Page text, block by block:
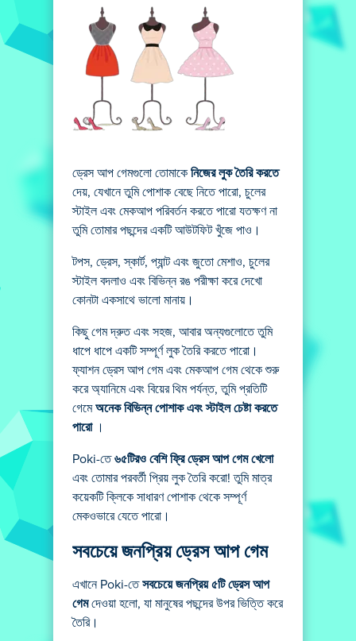
ড্রেস আপ গেমগুলো তোমাকে নিজের লুক তৈরি করতে
দেয়, যেখানে তুমি পোশাক বেছে নিতে পারো, চুলের
স্টাইল এবং মেকআপ পরিবর্তন করতে পারো যতক্ষণ না
তুমি তোমার পছন্দের একটি আউটফিট খুঁজে পাও।
টপস, ড্রেস, স্কার্ট, প্যান্ট এবং জুতো মেশাও, চুলের
স্টাইল বদলাও এবং বিভিন্ন রঙ পরীক্ষা করে দেখো
কোনটা একসাথে ভালো মানায়।
কিছু গেম দ্রুত এবং সহজ, আবার অন্যগুলোতে তুমি
ধাপে ধাপে একটি সম্পূর্ণ লুক তৈরি করতে পারো।
ফ্যাশন ড্রেস আপ গেম এবং মেকআপ গেম থেকে শুরু
করে অ্যানিমে এবং বিয়ের থিম পর্যন্ত, তুমি প্রতিটি
গেমেঅনেক বিভিন্ন পোশাক এবং স্টাইল চেষ্টা করতে
পারো।
Poki-তে৬৫টিরও বেশি ফ্রি ড্রেস আপ গেম খেলো
এবং তোমার পরবর্তী প্রিয় লুক তৈরি করো! তুমি মাত্র
কয়েকটি ক্লিকে সাধারণ পোশাক থেকে সম্পূর্ণ
মেকওভারে যেতে পারো।
সবচেয়ে জনপ্রিয় ড্রেস আপ গেম
এখানে Poki-তেসবচেয়ে জনপ্রিয় ৫টি ড্রেস আপ
গেমদেওয়া হলো, যা মানুষের পছন্দের উপর ভিত্তি করে
তৈরি।